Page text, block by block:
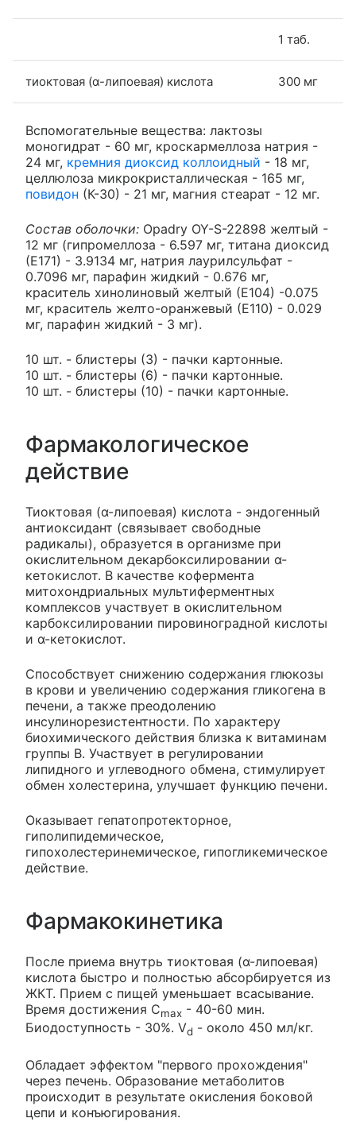
1 таб.
тиоктовая (α-липоевая) кислота 300 мг
Вспомогательные вещества: лактозы
моногидрат - 60 мг, кроскармеллоза натрия -
24 мг, кремния диоксид коллоидный - 18 мг,
целлюлоза микрокристаллическая - 165 мг,
повидон (К-30) - 21 мг, магния стеарат - 12 мг.
Состав оболочки: Opadry OY-S-22898 желтый -
12 мг (гипромеллоза - 6.597 мг, титана диоксид
(Е171) - 3.9134 мг, натрия лаурилсульфат -
0.7096 мг, парафин жидкий - 0.676 мг,
краситель хинолиновый желтый (Е104) -0.075
мг, краситель желто-оранжевый (Е110) - 0.029
мг, парафин жидкий - 3 мг).
10 шт. - блистеры (3) - пачки картонные.
10 шт. - блистеры (6) - пачки картонные.
10 шт. - блистеры (10) - пачки картонные.
Фармакологическое
действие
Тиоктовая (α-липоевая) кислота - эндогенный
антиоксидант (связывает свободные
радикалы), образуется в организме при
окислительном декарбоксилировании α-
кетокислот. В качестве кофермента
митохондриальных мультиферментных
комплексов участвует в окислительном
карбоксилировании пировиноградной кислоты
и α-кетокислот.
Способствует снижению содержания глюкозы
в крови и увеличению содержания гликогена в
печени, а также преодолению
инсулинорезистентности. По характеру
биохимического действия близка к витаминам
группы В. Участвует в регулировании
липидного и углеводного обмена, стимулирует
обмен холестерина, улучшает функцию печени.
Оказывает гепатопротекторное,
гиполипидемическое,
гипохолестеринемическое, гипогликемическое
действие.
Фармакокинетика
После приема внутрь тиоктовая (α-липоевая)
кислота быстро и полностью абсорбируется из
ЖКТ. Прием с пищей уменьшает всасывание.
Время достижения Cmax - 40-60 мин.
Биодоступность - 30%. Vd - около 450 мл/кг.
Обладает эффектом "первого прохождения"
через печень. Образование метаболитов
происходит в результате окисления боковой
цепи и конъюгирования.